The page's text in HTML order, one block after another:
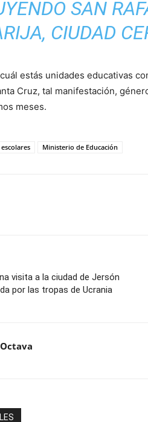
SAN
CIUDAD
estás unidades educativas
Cruz, tal manifestación,
meses.
Ministerio de Educación
visita a la ciudad de Jersón
por las tropas de Ucrania